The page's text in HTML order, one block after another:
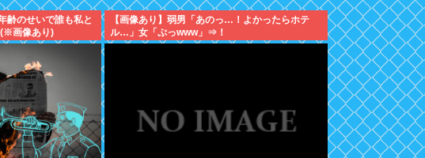
齢のせいで誰も私と
画像あり)
【画像あり】弱男「あのっ…！よかったらホテ
ル…」女「ぷっwww」⇒！